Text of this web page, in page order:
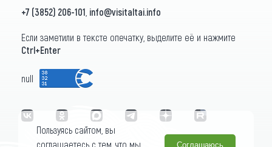
+7 (3852) 206-101 info@visitaltai.info
Если заметили в тексте опечатку, выделите её и нажмите
Ctrl+Enter
null
Пользуясь сайтом, вы
соглашаетесь с тем, что мы
Соглашаюсь